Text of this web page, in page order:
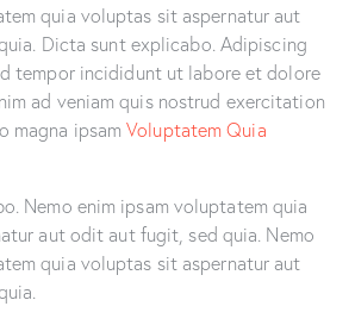
quia voluptas sit aspernatur aut
Dicta sunt explicabo. Adipiscing
tempor incididunt ut labore et dolore
ad veniam quis nostrud exercitation
magna ipsamVoluptatem Quia
Nemo enim ipsam voluptatem quia
aut odit aut fugit, sed quia. Nemo
quia voluptas sit aspernatur aut